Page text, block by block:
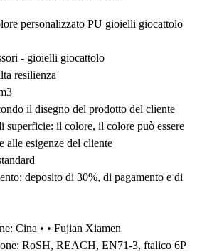
personalizzato PU gioielli giocattolo
- gioielli giocattolo
resilienza
il disegno del prodotto del cliente
superficie: il colore, il colore può essere
alle esigenze del cliente
deposito di 30%, di pagamento e di
Cina • • Fujian Xiamen
RoSH, REACH, EN71-3, ftalico 6P